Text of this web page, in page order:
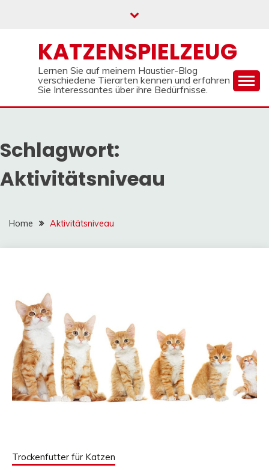
KATZENSPIELZEUG
Lernen Sie auf meinem Haustier-Blog
verschiedene Tierarten kennen und erfahren
Sie Interessantes über ihre Bedürfnisse.
Schlagwort:
Aktivitätsniveau
Home Aktivitätsniveau
Trockenfutter für Katzen